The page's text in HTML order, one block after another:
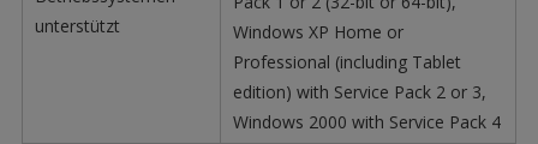
unterstützt
Windows XP Home or
Professional (including Tablet
edition) with Service Pack 2 or 3,
Windows 2000 with Service Pack 4